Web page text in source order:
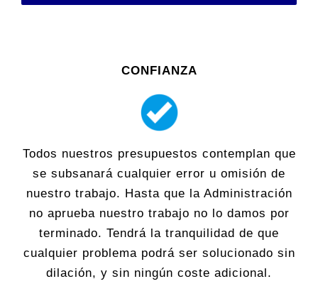
CONFIANZA
Todos nuestros presupuestos contemplan que
se subsanará cualquier error u omisión de
nuestro trabajo. Hasta que la Administración
no aprueba nuestro trabajo no lo damos por
terminado. Tendrá la tranquilidad de que
cualquier problema podrá ser solucionado sin
dilación, y sin ningún coste adicional.